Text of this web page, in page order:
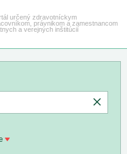
určený zdravotníckym
právnikom a zamestnancom
a verejných inštitúcií